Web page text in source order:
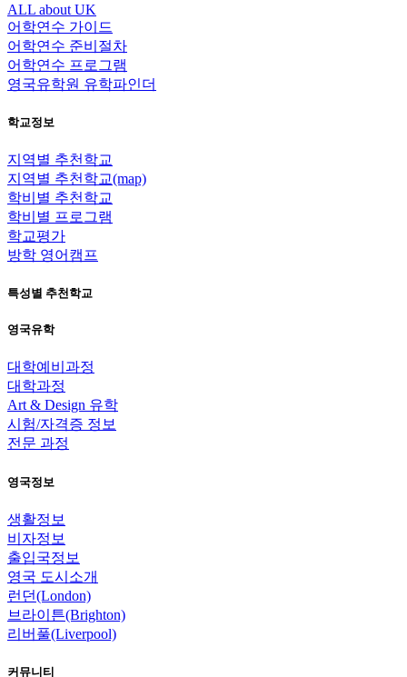
ALL about UK
어학연수 가이드
어학연수 준비절차
어학연수 프로그램
영국유학원 유학파인더
학교정보
지역별 추천학교
지역별 추천학교(map)
학비별 추천학교
학비별 프로그램
학교평가
방학 영어캠프
특성별 추천학교
영국유학
대학예비과정
대학과정
Art & Design 유학
시험/자격증 정보
전문 과정
영국정보
생활정보
비자정보
출입국정보
영국 도시소개
런던(London)
브라이튼(Brighton)
리버풀(Liverpool)
커뮤니티